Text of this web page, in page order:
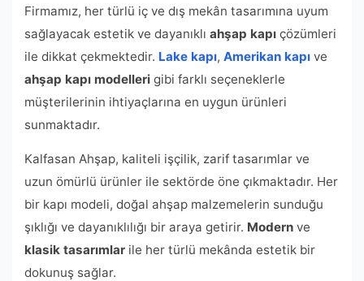
Firmamız, her türlü iç ve dış mekân tasarımına uyum
sağlayacak estetik ve dayanıklı ahşap kapı çözümleri
ile dikkat çekmektedir. Lake kapı, Amerikan kapı ve
ahşap kapı modelleri gibi farklı seçeneklerle
müşterilerinin ihtiyaçlarına en uygun ürünleri
sunmaktadır.
Kalfasan Ahşap, kaliteli işçilik, zarif tasarımlar ve
uzun ömürlü ürünler ile sektörde öne çıkmaktadır. Her
bir kapı modeli, doğal ahşap malzemelerin sunduğu
şıklığı ve dayanıklılığı bir araya getirir. Modern ve
klasik tasarımlar ile her türlü mekânda estetik bir
dokunuş sağlar.